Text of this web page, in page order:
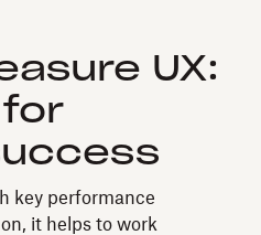
UX:
for
key performance
it helps to work